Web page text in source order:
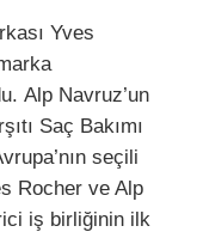
Yves
Alp Navruz’un
Saç Bakımı
seçili
Rocher ve Alp
iş birliğinin ilk